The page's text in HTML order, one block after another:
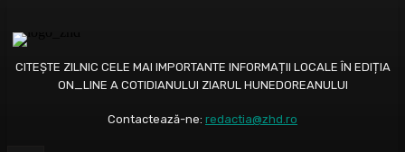
CITEȘTE ZILNIC CELE MAI IMPORTANTE INFORMAȚII LOCALE ÎN EDIȚIA
ON_LINE A COTIDIANULUI ZIARUL HUNEDOREANULUI
Contactează-ne: redactia@zhd.ro